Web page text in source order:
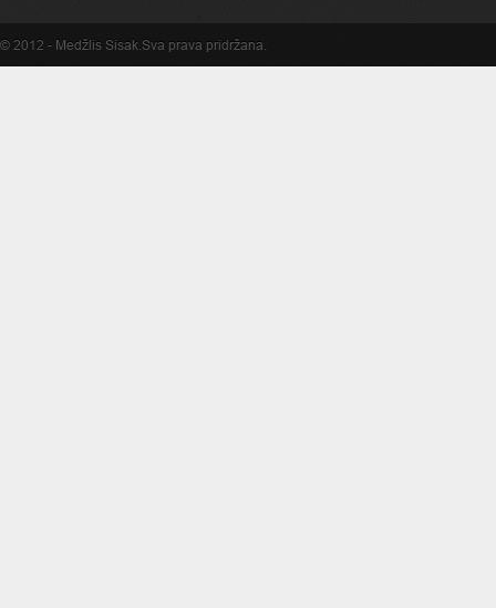
© 2012 - Medžlis Sisak.Sva prava pridržana.